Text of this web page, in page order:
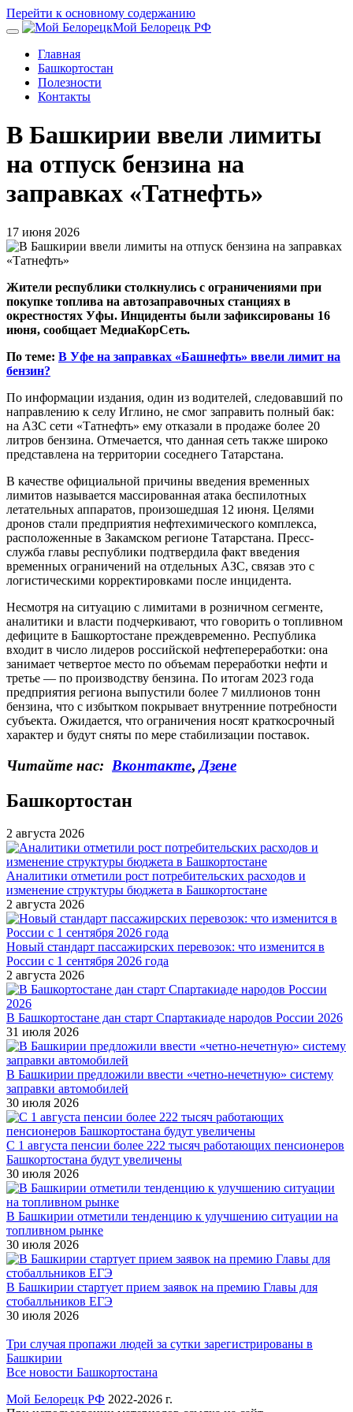
Перейти к основному содержанию
Мой Белорецк РФ
Главная
Башкортостан
Полезности
Контакты
В Башкирии ввели лимиты
на отпуск бензина на
заправках «Татнефть»
17 июня 2026
Жители республики столкнулись с ограничениями при
покупке топлива на автозаправочных станциях в
окрестностях Уфы. Инциденты были зафиксированы 16
июня, сообщает МедиаКорСеть.
По теме: В Уфе на заправках «Башнефть» ввели лимит на
бензин?
По информации издания, один из водителей, следовавший по
направлению к селу Иглино, не смог заправить полный бак:
на АЗС сети «Татнефть» ему отказали в продаже более 20
литров бензина. Отмечается, что данная сеть также широко
представлена на территории соседнего Татарстана.
В качестве официальной причины введения временных
лимитов называется массированная атака беспилотных
летательных аппаратов, произошедшая 12 июня. Целями
дронов стали предприятия нефтехимического комплекса,
расположенные в Закамском регионе Татарстана. Пресс-
служба главы республики подтвердила факт введения
временных ограничений на отдельных АЗС, связав это с
логистическими корректировками после инцидента.
Несмотря на ситуацию с лимитами в розничном сегменте,
аналитики и власти подчеркивают, что говорить о топливном
дефиците в Башкортостане преждевременно. Республика
входит в число лидеров российской нефтепереработки: она
занимает четвертое место по объемам переработки нефти и
третье — по производству бензина. По итогам 2023 года
предприятия региона выпустили более 7 миллионов тонн
бензина, что с избытком покрывает внутренние потребности
субъекта. Ожидается, что ограничения носят краткосрочный
характер и будут сняты по мере стабилизации поставок.
Читайте нас: Вконтакте, Дзене
Башкортостан
2 августа 2026
Аналитики отметили рост потребительских расходов и
изменение структуры бюджета в Башкортостане
2 августа 2026
Новый стандарт пассажирских перевозок: что изменится в
России с 1 сентября 2026 года
2 августа 2026
В Башкортостане дан старт Спартакиаде народов России 2026
31 июля 2026
В Башкирии предложили ввести «четно-нечетную» систему
заправки автомобилей
30 июля 2026
С 1 августа пенсии более 222 тысяч работающих пенсионеров
Башкортостана будут увеличены
30 июля 2026
В Башкирии отметили тенденцию к улучшению ситуации на
топливном рынке
30 июля 2026
В Башкирии стартует прием заявок на премию Главы для
стобалльников ЕГЭ
30 июля 2026
Три случая пропажи людей за сутки зарегистрированы в
Башкирии
Все новости Башкортостана
Мой Белорецк РФ 2022-2026 г.